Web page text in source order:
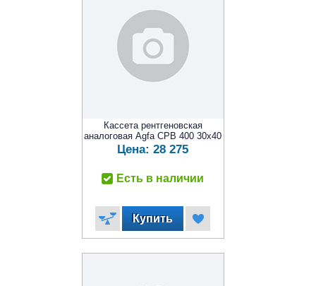
Кассета рентгеновская
аналоговая Agfa CPB 400 30x40
Цена: 28 275
Есть в наличии